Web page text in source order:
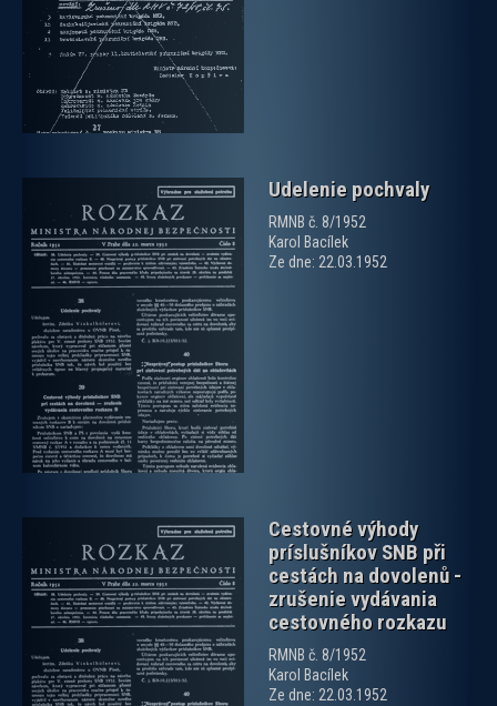
Udelenie pochvaly
RMNB č. 8/1952
Karol Bacílek
Ze dne: 22.03.1952
Cestovné výhody
príslušníkov SNB při
cestách na dovolenů -
zrušenie vydávania
cestovného rozkazu
RMNB č. 8/1952
Karol Bacílek
Ze dne: 22.03.1952
zobrazit PDF dokument
zobrazit PDF dokument